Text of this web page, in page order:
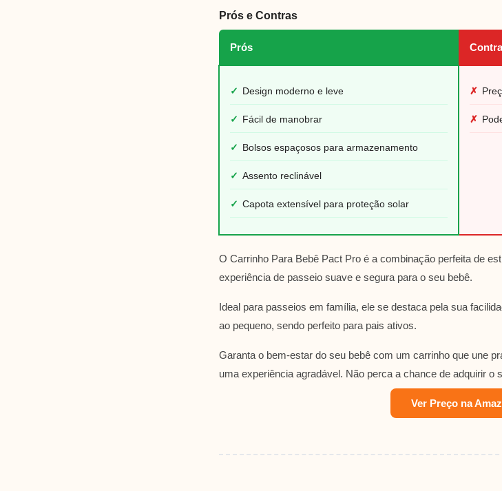
Prós e Contras
Prós
✓ Design moderno e leve
✓ Fácil de manobrar
✓ Bolsos espaçosos para armazenamento
✓ Assento reclinável
✓ Capota extensível para proteção solar
✗
✗
O Carrinho Para Bebê Pact Pro é a combinação perfeita de
experiência de passeio suave e segura para o seu bebê.
Ideal para passeios em família, ele se destaca pela sua
ao pequeno, sendo perfeito para pais ativos.
Garanta o bem-estar do seu bebê com um carrinho que une
uma experiência agradável. Não perca a chance de adquirir o
Ver Preço na